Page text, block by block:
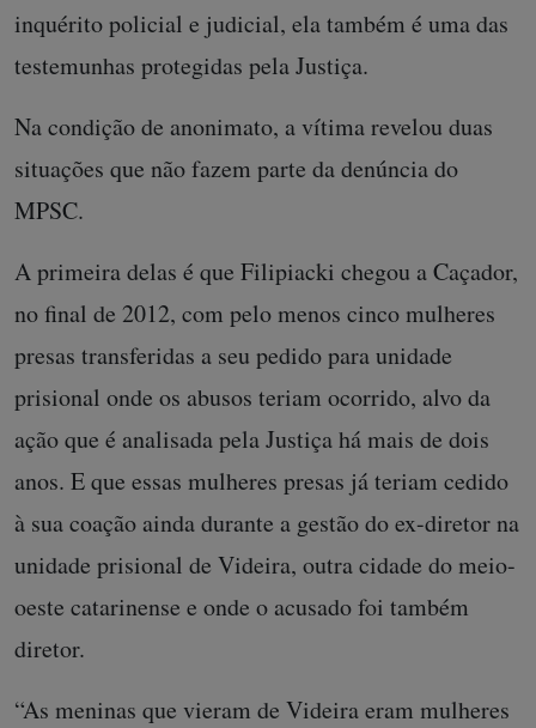
inquérito policial e judicial, ela também é uma das
testemunhas protegidas pela Justiça.
Na condição de anonimato, a vítima revelou duas
situações que não fazem parte da denúncia do
MPSC.
A primeira delas é que Filipiacki chegou a Caçador,
no final de 2012, com pelo menos cinco mulheres
presas transferidas a seu pedido para unidade
prisional onde os abusos teriam ocorrido, alvo da
ação que é analisada pela Justiça há mais de dois
anos. E que essas mulheres presas já teriam cedido
à sua coação ainda durante a gestão do ex-diretor na
unidade prisional de Videira, outra cidade do meio-
oeste catarinense e onde o acusado foi também
diretor.
“As meninas que vieram de Videira eram mulheres